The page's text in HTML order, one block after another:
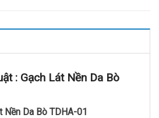
: Gạch Lát Nền Da Bò
Nền Da Bò TDHA-01